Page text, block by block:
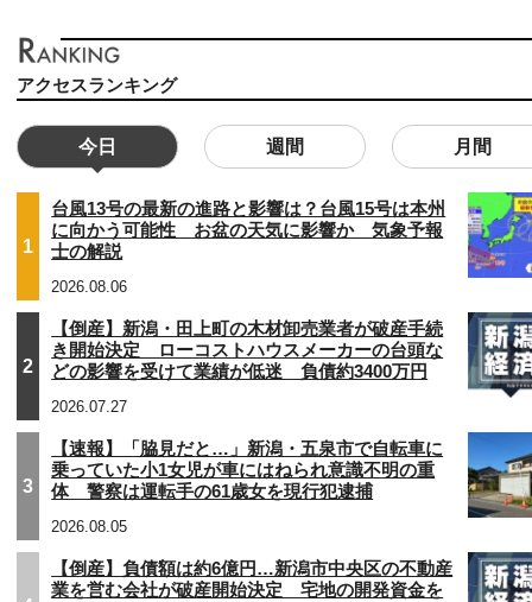
アクセスランキング
今日 週間 月間
1
台風13号の最新の進路と影響は？台風15号は本州
に向かう可能性 お盆の天気に影響か 気象予報
士の解説
2026.08.06
2
【倒産】新潟・田上町の木材卸売業者が破産手続
き開始決定 ローコストハウスメーカーの台頭な
どの影響を受けて業績が低迷 負債約3400万円
2026.07.27
3
【速報】「脇見だと…」新潟・五泉市で自転車に
乗っていた小1女児が車にはねられ意識不明の重
体 警察は運転手の61歳女を現行犯逮捕
2026.08.05
【倒産】負債額は約6億円…新潟市中央区の不動産
業を営む会社が破産開始決定 宅地の開発資金を